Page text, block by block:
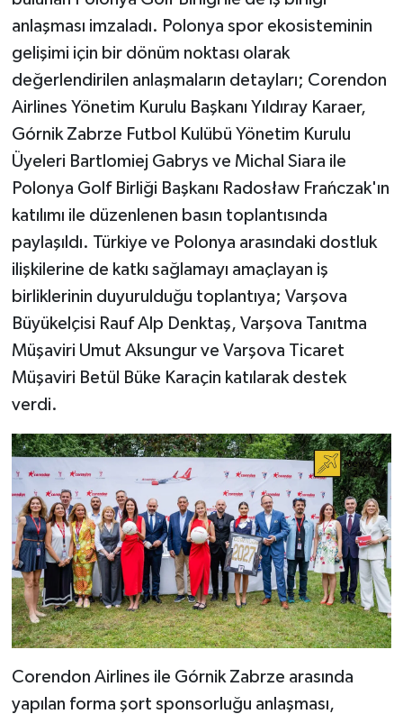
anlaşması imzaladı. Polonya spor ekosisteminin
gelişimi için bir dönüm noktası olarak
değerlendirilen anlaşmaların detayları; Corendon
Airlines Yönetim Kurulu Başkanı Yıldıray Karaer,
Górnik Zabrze Futbol Kulübü Yönetim Kurulu
Üyeleri Bartlomiej Gabrys ve Michal Siara ile
Polonya Golf Birliği Başkanı Radosław Frańczak'ın
katılımı ile düzenlenen basın toplantısında
paylaşıldı. Türkiye ve Polonya arasındaki dostluk
ilişkilerine de katkı sağlamayı amaçlayan iş
birliklerinin duyurulduğu toplantıya; Varşova
Büyükelçisi Rauf Alp Denktaş, Varşova Tanıtma
Müşaviri Umut Aksungur ve Varşova Ticaret
Müşaviri Betül Büke Karaçin katılarak destek
verdi.
Corendon Airlines ile Górnik Zabrze arasında
yapılan forma şort sponsorluğu anlaşması,